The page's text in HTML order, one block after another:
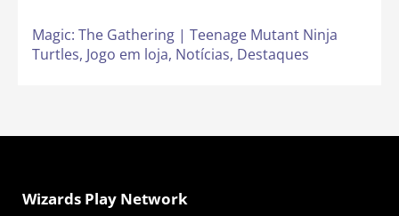
Magic: The Gathering | Teenage Mutant Ninja
Turtles, Jogo em loja, Notícias, Destaques
Wizards Play Network